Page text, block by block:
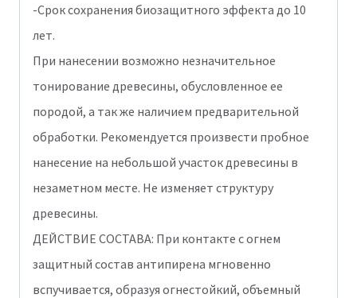
-Срок сохранения биозащитного эффекта до 10
лет.
При нанесении возможно незначительное
тонирование древесины, обусловленное ее
породой, а так же наличием предварительной
обработки. Рекомендуется произвести пробное
нанесение на небольшой участок древесины в
незаметном месте. Не изменяет структуру
древесины.
ДЕЙСТВИЕ СОСТАВА: При контакте с огнем
защитный состав антипирена мгновенно
вспучивается, образуя огнестойкий, объемный